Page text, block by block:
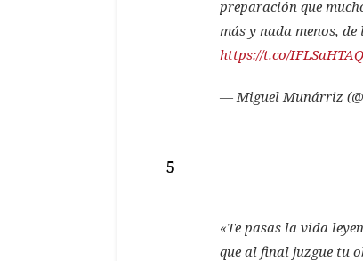
preparación que
más y nada menos,
https://t.co/
— Miguel Munárriz
5
«Te pasas la vida
que al final juzgue tu